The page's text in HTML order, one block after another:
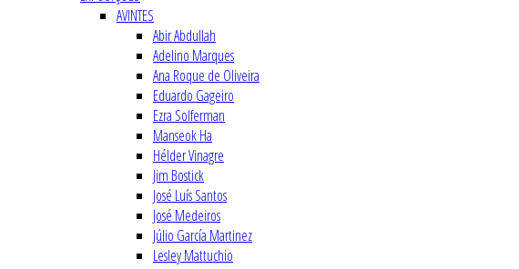
AVINTES
Abir Abdullah
Adelino Marques
Ana Roque de Oliveira
Eduardo Gageiro
Ezra Solferman
Manseok Ha
Hélder Vinagre
Jim Bostick
José Luís Santos
José Medeiros
Júlio García Martinez
Lesley Mattuchio